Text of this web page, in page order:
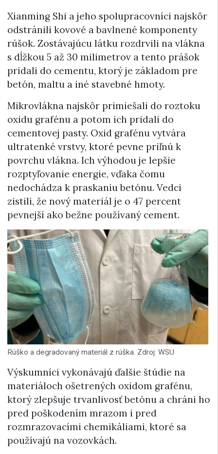
Xianming Shi a jeho spolupracovníci najskôr
odstránili kovové a bavlnené komponenty
rúšok. Zostávajúcu látku rozdrvili na vlákna
s dĺžkou 5 až 30 milimetrov a tento prášok
pridali do cementu, ktorý je základom pre
betón, maltu a iné stavebné hmoty.
Mikrovlákna najskôr primiešali do roztoku
oxidu grafénu a potom ich pridali do
cementovej pasty. Oxid grafénu vytvára
ultratenké vrstvy, ktoré pevne priľnú k
povrchu vlákna. Ich výhodou je lepšie
rozptyľovanie energie, vďaka čomu
nedochádza k praskaniu betónu. Vedci
zistili, že nový materiál je o 47 percent
pevnejší ako bežne používaný cement.
Rúško a degradovaný materiál z rúška. Zdroj: WSU
Výskumníci vykonávajú ďalšie štúdie na
materiáloch ošetrených oxidom grafénu,
ktorý zlepšuje trvanlivosť betónu a chráni ho
pred poškodením mrazom i pred
rozmrazovacími chemikáliami, ktoré sa
používajú na vozovkách.